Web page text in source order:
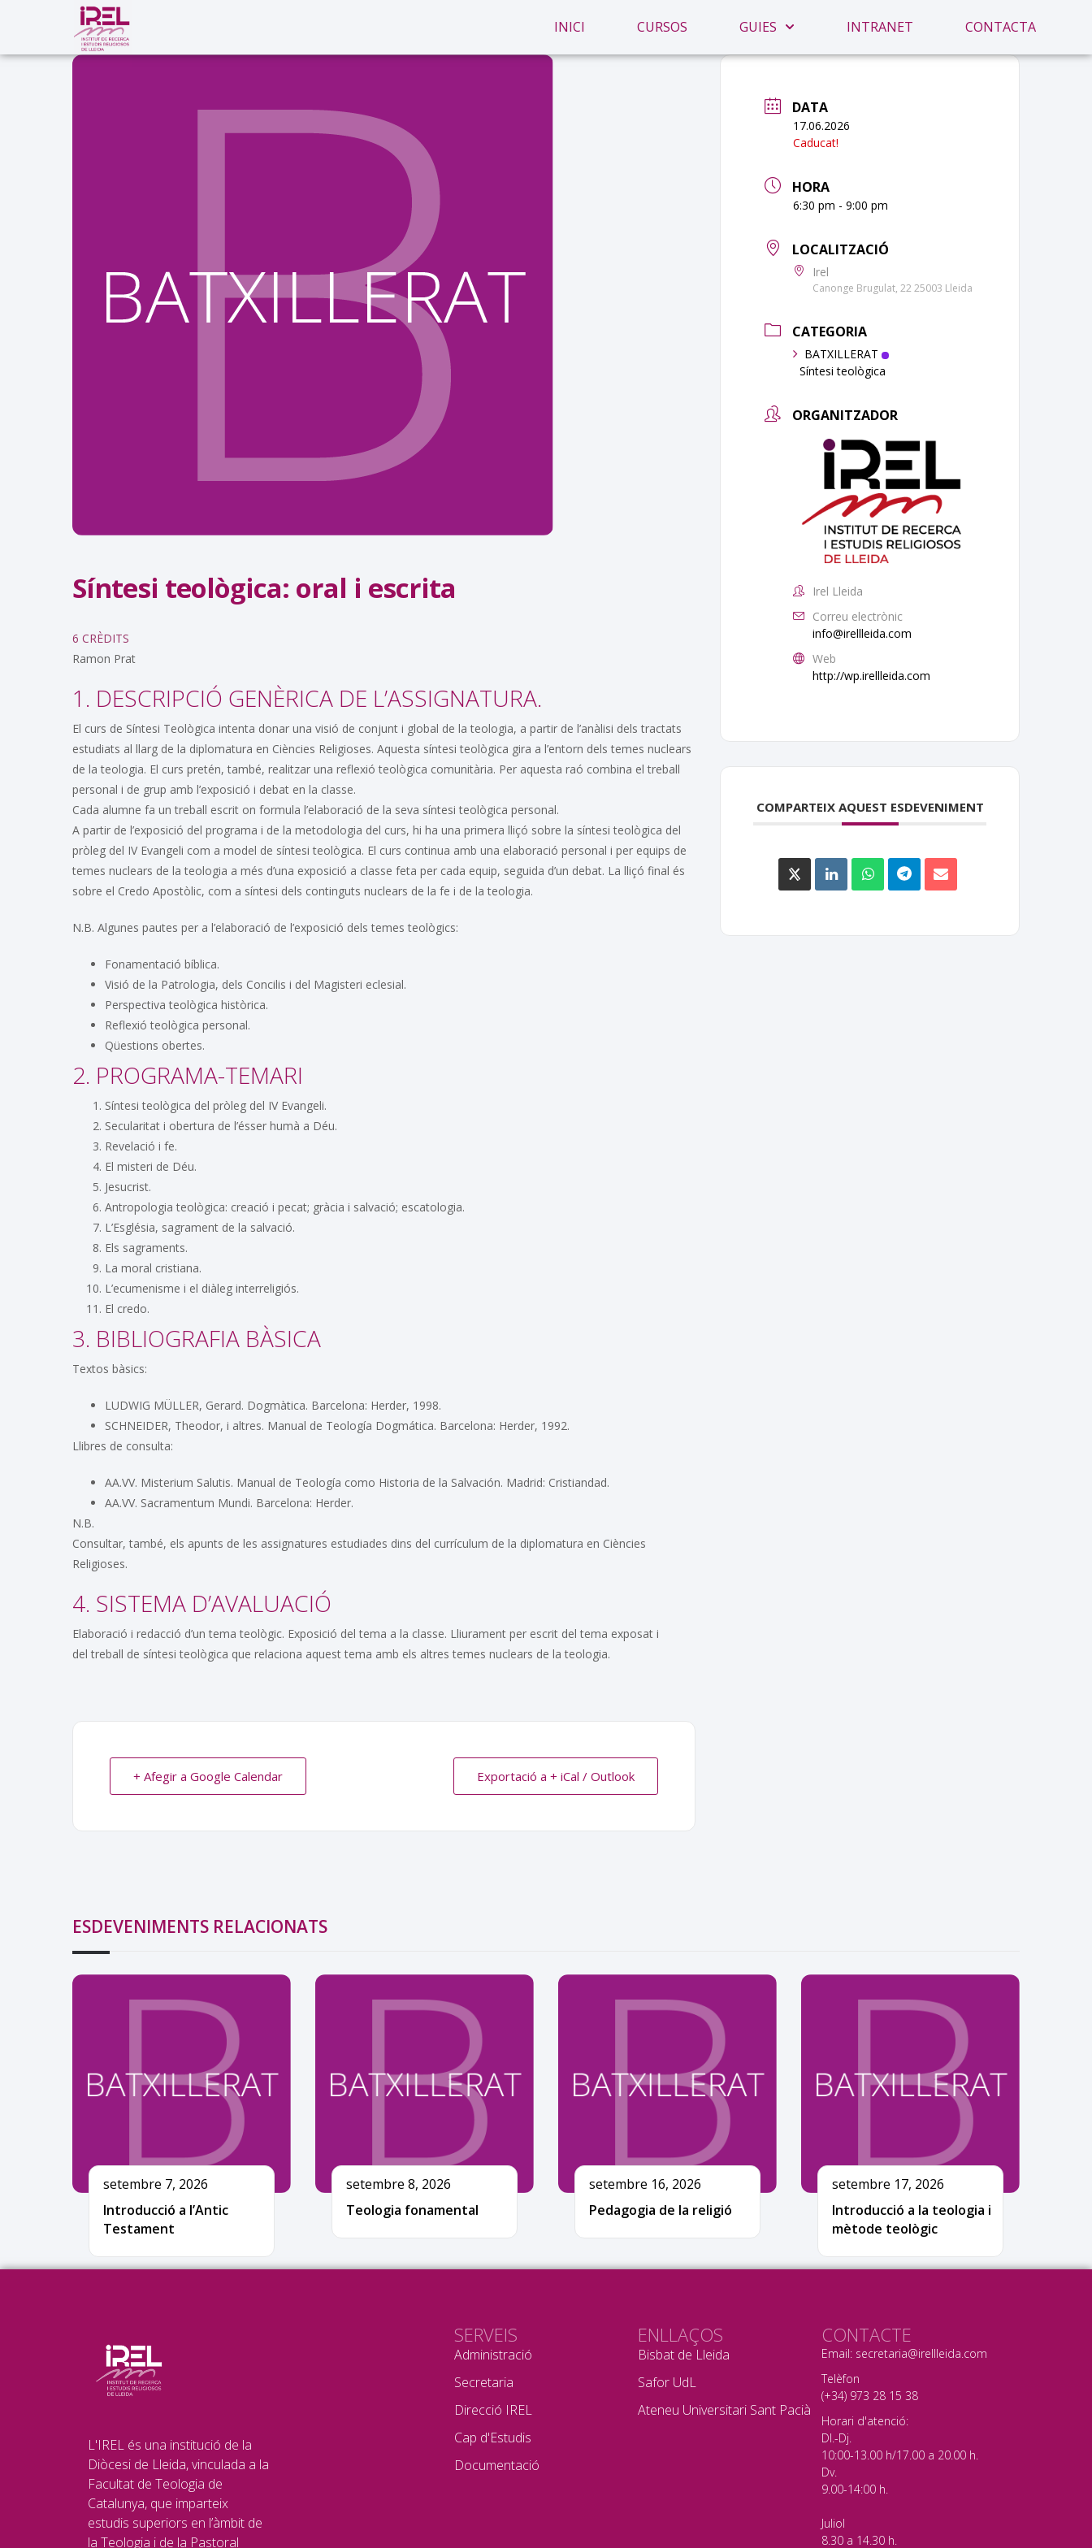
INICI CURSOS GUIES INTRANET CONTACTA
Síntesi teològica: oral i escrita
6 CRÈDITS
Ramon Prat
1. DESCRIPCIÓ GENÈRICA DE L’ASSIGNATURA.
El curs de Síntesi Teològica intenta donar una visió de conjunt i global de la teologia, a partir de l’anàlisi dels tractats
estudiats al llarg de la diplomatura en Ciències Religioses. Aquesta síntesi teològica gira a l’entorn dels temes nuclears
de la teologia. El curs pretén, també, realitzar una reflexió teològica comunitària. Per aquesta raó combina el treball
personal i de grup amb l’exposició i debat en la classe.
Cada alumne fa un treball escrit on formula l’elaboració de la seva síntesi teològica personal.
A partir de l’exposició del programa i de la metodologia del curs, hi ha una primera lliçó sobre la síntesi teològica del
pròleg del IV Evangeli com a model de síntesi teològica. El curs continua amb una elaboració personal i per equips de
temes nuclears de la teologia a més d’una exposició a classe feta per cada equip, seguida d’un debat. La lliçó final és
sobre el Credo Apostòlic, com a síntesi dels continguts nuclears de la fe i de la teologia.
N.B. Algunes pautes per a l’elaboració de l’exposició dels temes teològics:
Fonamentació bíblica.
Visió de la Patrologia, dels Concilis i del Magisteri eclesial.
Perspectiva teològica històrica.
Reflexió teològica personal.
Qüestions obertes.
2. PROGRAMA-TEMARI
Síntesi teològica del pròleg del IV Evangeli.
Secularitat i obertura de l’ésser humà a Déu.
Revelació i fe.
El misteri de Déu.
Jesucrist.
Antropologia teològica: creació i pecat; gràcia i salvació; escatologia.
L’Església, sagrament de la salvació.
Els sagraments.
La moral cristiana.
L’ecumenisme i el diàleg interreligiós.
El credo.
3. BIBLIOGRAFIA BÀSICA
Textos bàsics:
LUDWIG MÜLLER, Gerard. Dogmàtica. Barcelona: Herder, 1998.
SCHNEIDER, Theodor, i altres. Manual de Teología Dogmática. Barcelona: Herder, 1992.
Llibres de consulta:
AA.VV. Misterium Salutis. Manual de Teología como Historia de la Salvación. Madrid: Cristiandad.
AA.VV. Sacramentum Mundi. Barcelona: Herder.
N.B.
Consultar, també, els apunts de les assignatures estudiades dins del currículum de la diplomatura en Ciències
Religioses.
4. SISTEMA D’AVALUACIÓ
Elaboració i redacció d’un tema teològic. Exposició del tema a la classe. Lliurament per escrit del tema exposat i
del treball de síntesi teològica que relaciona aquest tema amb els altres temes nuclears de la teologia.
+ Afegir a Google Calendar Exportació a + iCal / Outlook
DATA
17.06.2026
Caducat!
HORA
6:30 pm - 9:00 pm
LOCALITZACIÓ
Irel
Canonge Brugulat, 22 25003 Lleida
CATEGORIA
BATXILLERAT
Síntesi teològica
ORGANITZADOR
Irel Lleida
Correu electrònic
info@irellleida.com
Web
http://wp.irellleida.com
COMPARTEIX AQUEST ESDEVENIMENT
ESDEVENIMENTS RELACIONATS
setembre 7, 2026
Introducció a l’Antic
Testament
setembre 8, 2026
Teologia fonamental
setembre 16, 2026
Pedagogia de la religió
setembre 17, 2026
Introducció a la teologia i
mètode teològic
L'IREL és una institució de la
Diòcesi de Lleida, vinculada a la
Facultat de Teologia de
Catalunya, que imparteix
estudis superiors en l’àmbit de
la Teologia i de la Pastoral
SERVEIS
Administració
Secretaria
Direcció IREL
Cap d'Estudis
Documentació
ENLLAÇOS
Bisbat de Lleida
Safor UdL
Ateneu Universitari Sant Pacià
CONTACTE
Email: secretaria@irellleida.com
Telèfon
(+34) 973 28 15 38
Horari d'atenció:
Dl.-Dj.
10:00-13.00 h/17.00 a 20.00 h.
Dv.
9.00-14:00 h.
Juliol
8.30 a 14.30 h.